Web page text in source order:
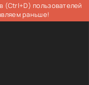
(Ctrl+D) пользователей
раньше!